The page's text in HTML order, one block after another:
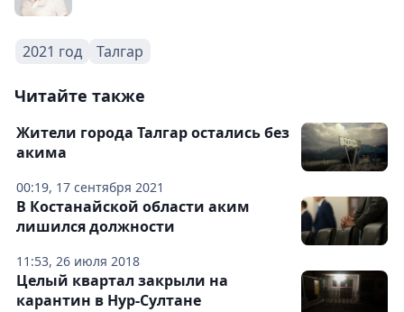
2021 год Талгар
Читайте также
00:19, 17 сентября 2021
Жители города Талгар остались без
акима
11:53, 26 июля 2018
В Костанайской области аким
лишился должности
Целый квартал закрыли на
карантин в Нур-Султане